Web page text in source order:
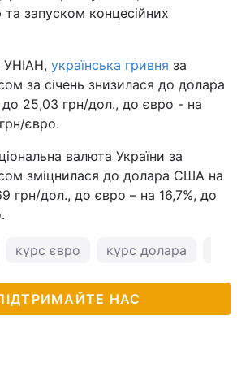
та запуском концесійних
УНІАН, українська гривня за
за січень знизилася до долара
25,03 грн/дол., до євро - на
євро.
валюта України за
зміцнилася до долара США на
грн/дол., до євро – на 16,7%, до
курс євро курс долара
НАС